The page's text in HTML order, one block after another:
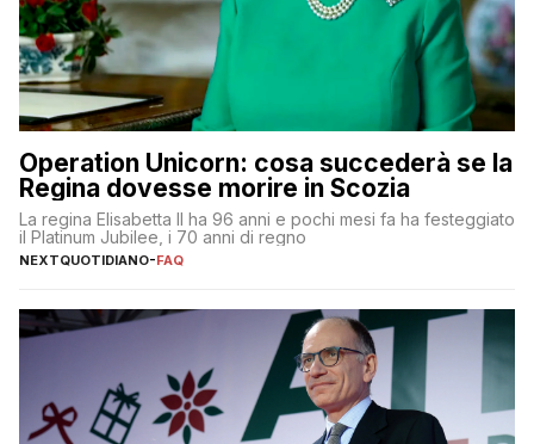
Operation Unicorn: cosa succederà se la
Regina dovesse morire in Scozia
La regina Elisabetta II ha 96 anni e pochi mesi fa ha festeggiato
il Platinum Jubilee, i 70 anni di regno
NEXTQUOTIDIANO-FAQ